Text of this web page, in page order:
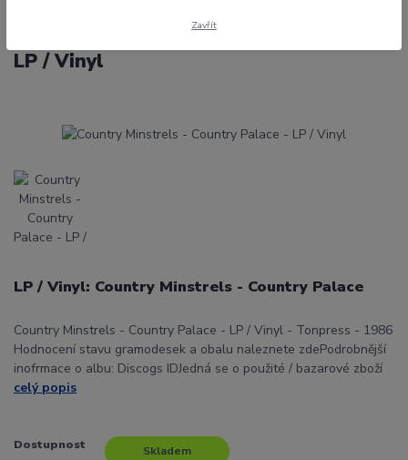
Country Minstrels - Country Palace -
LP / Vinyl
LP / Vinyl: Country Minstrels - Country Palace
Country Minstrels - Country Palace - LP / Vinyl - Tonpress - 1986
Hodnocení stavu gramodesek a obalu naleznete zdePodrobnější
inofrmace o albu: Discogs IDJedná se o použité / bazarové zboží
celý popis
Dostupnost Skladem
Zavřít